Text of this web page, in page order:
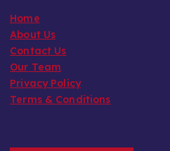
Home
About Us
Contact Us
Our Team
Privacy Policy
Terms & Conditions